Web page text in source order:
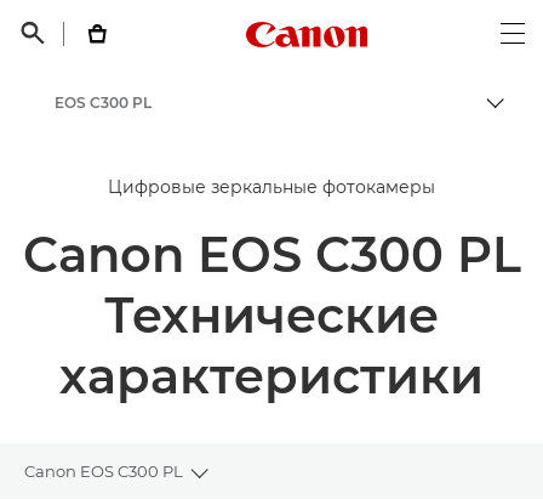
 
Canon Logo, back
EOS C300 PL
Цифровые зеркальные фотокамеры
Canon EOS C300 PL
Технические
характеристики
Canon EOS C300 PL
Toggle breadcrumbs